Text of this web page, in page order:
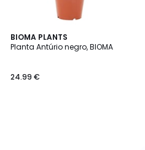
BIOMA PLANTS
Planta Antúrio negro, BIOMA
24.99 €